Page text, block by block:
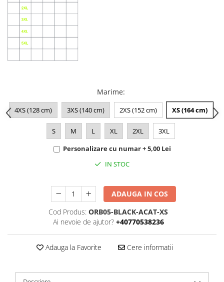
Marime:
4XS (128 cm) 3XS (140 cm) 2XS (152 cm) XS (164 cm)
S M L XL 2XL
3XL
Personalizare cu numar + 5,00 Lei
IN STOC
ADAUGA IN COS
Cod Produs: ORB05-BLACK-ACAT-XS
Ai nevoie de ajutor? +40770538236
Adauga la Favorite Cere informatii